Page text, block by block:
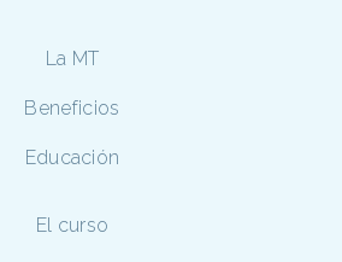
La MT
Beneficios
Educación
El curso